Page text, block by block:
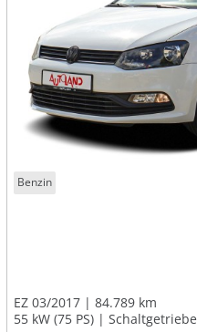
Benzin
EZ 03/2017
84.789 km
55 kW (75 PS)
Schaltgetriebe